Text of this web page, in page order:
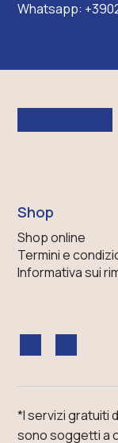
Whatsapp:
Shop
Shop online
Termini e
Informativa sui
*I servizi gratuiti
sono soggetti a